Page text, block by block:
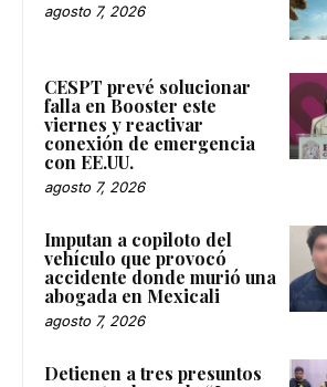
agosto 7, 2026
CESPT prevé solucionar
falla en Booster este
viernes y reactivar
conexión de emergencia
con EE.UU.
agosto 7, 2026
Imputan a copiloto del
vehículo que provocó
accidente donde murió una
abogada en Mexicali
agosto 7, 2026
Detienen a tres presuntos